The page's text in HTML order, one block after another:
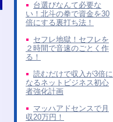
台選びなんて必要な
い！北斗の拳で資金を30
倍にする裏打ち法！
セフレ地獄！セフレを
２時間で音速のごとく作
る！
読むだけで収入が3倍に
なるネットビジネス初心
者強化計画
マッハアドセンスで月
収20万円！